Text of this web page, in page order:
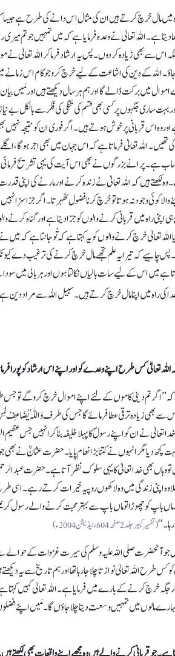
میں مال خرچ کرتے ہیں ان کی مثال اس دانے کی طرح ہے
اللہ تعالیٰ اس سے بھی بڑھا دیتا ہے۔ اللہ تعالیٰ نے وعدہ فرمایا ہے کہ میں تمہیں
اس سے بھی زیادہ کر دوں۔ پس یہ ارشاد فرما کر اللہ تعالیٰ
اللہ کے دین کی اشاعت کے لیے خرچ کرو جو کام اس زمانے
میں برکت ڈالے گا اور ہم ہر سال دیکھتے ہیں اور مَیں
ساری جگہوں پر کسی بھی قسم کی تنگی کی فکر سے بالکل بے
اس قربانی پر خوش ہوتے ہیں۔اگر فوری ان کو نتیجہ نہیں
اللہ تعالیٰ فرماتا ہے کہ اس جہان میں بھی اجر ہو گا
ہے۔ پرانے بزرگوں نے بھی اس آیت کی یہی تشریح فرمائی
وہ لکھتے ہیں کہ اللہ تعالیٰ نے زندہ کرنے اور مارنے کی اپنی
وجود نہ ہوتا تو خرچ کرنا فضول ٹھہرتا۔ اگر جزا سزا نہیں
راہ میں قربانی کرنے والوں کو جزا دیتا ہے اور گناہ کرنے
خرچ کرنے والوں کویہ کہتا ہے کہ تُو جانتا ہے کہ میں نے
چاہیے کہ تیرا یہ علم تجھے مال خرچ کرنے کی ترغیب دے
ہے میں اس کے لیے سات بالیاں نکالتا ہوں اور ہر بالی میں
کی راہ میں اپنا مال خرچ کرتے ہیں۔ سبیل اللہ سے مراد دین
تعالیٰ کس طرح اپنے وعدے کو اور اپنے اس ارشاد کو پورا
’’اگر تم دینی کاموں کے لئے اپنے اموال خرچ کرو گے تو جس
بھی زیادہ ترقی عطا فرمائے گا جس کی طرف وَاللّٰہُ یُضَاعِفُ
تعالیٰ نے ان کو اپنے رسولؐ کا پہلا خلیفہ بنا کر انہیں جس
دیا مگر انہوں نے کتنا بڑ انعام پایا۔ حضرت عثمانؓ نے
تو وہاں بھی خدا تعالیٰ کا یہی سلوک نظر آتا ہے۔ حضرت
اپنی زندگی میں وہ لاکھوں روپیہ خیرات کرتے رہے۔ اسی
باپ کو چھوڑا تو ماں باپ سے بہتر محبت کرنے والے رسول
(تفسیر کبیر جلد 2صفحہ 604،ایڈیشن 2004ء)
جو آنحضرت صلی اللہ علیہ وسلم کی سیرت غزوات کے
اللہ تعالیٰ نوازتا چلا جا رہا تھا اور ہم تاریخ سے یہ
جگہ خرچ کرنے کے بارے میں فرمایا ہے۔ اللہ تعالیٰ کہیں
مالوں میں تمہیں وسعت دیتا چلا جاؤں گا۔مَیں اپنے